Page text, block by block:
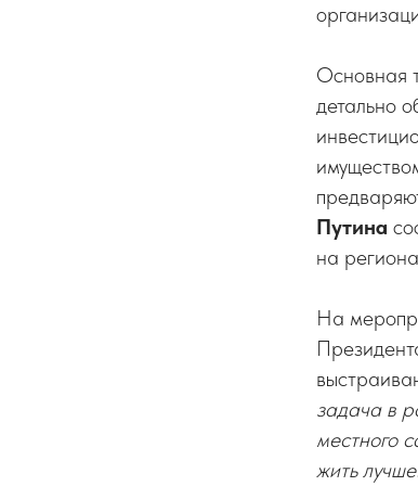
Основная
детально
Путина
на
На
задача в
местного
жить